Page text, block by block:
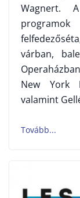
Wagnert.
várban,
New York
valamint